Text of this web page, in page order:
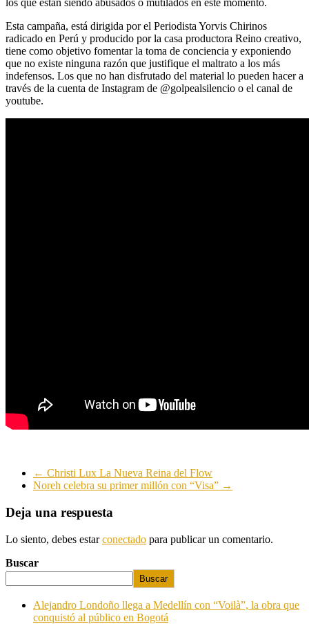
los que están siendo abusados o mutilados en este momento.
Esta campaña, está dirigida por el Periodista Yorvis Chirinos
radicado en Perú y producido por la casa productora Reino creativo,
tiene como objetivo fomentar la toma de conciencia y exponiendo
que no existe ninguna razón que justifique el maltrato a los más
indefensos. Los que no han disfrutado del material lo pueden hacer a
través de la cuenta de Instagram de @golpealsilencio o el canal de
youtube.
← Christi Lux La Nueva Reina del Flow
Noreh celebra su primer millón con “Visa” →
Deja una respuesta
Lo siento, debes estarconectado para publicar un comentario.
Buscar
Buscar
Alejandro Londoño llega a Medellín con “Voilà”, la obra que
conquistó al público en Bogotá